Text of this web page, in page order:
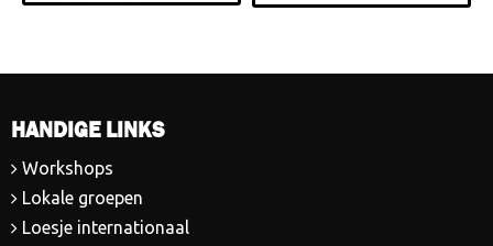
HANDIGE LINKS
Workshops
Lokale groepen
Loesje internationaal